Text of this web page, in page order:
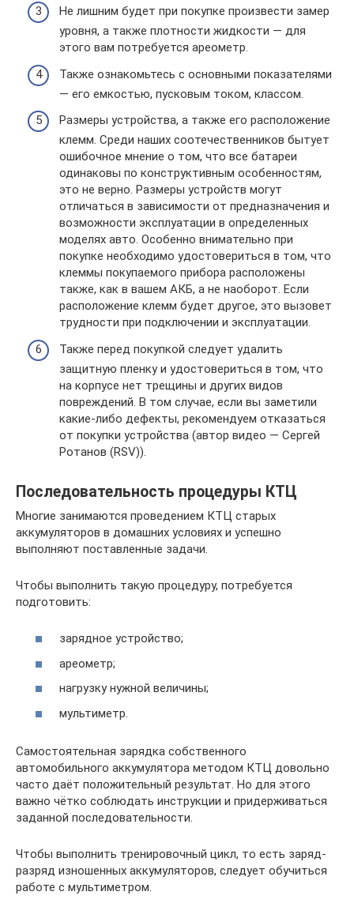
Не лишним будет при покупке произвести замер
уровня, а также плотности жидкости — для
этого вам потребуется ареометр.
Также ознакомьтесь с основными показателями
— его емкостью, пусковым током, классом.
Размеры устройства, а также его расположение
клемм. Среди наших соотечественников бытует
ошибочное мнение о том, что все батареи
одинаковы по конструктивным особенностям,
это не верно. Размеры устройств могут
отличаться в зависимости от предназначения и
возможности эксплуатации в определенных
моделях авто. Особенно внимательно при
покупке необходимо удостовериться в том, что
клеммы покупаемого прибора расположены
также, как в вашем АКБ, а не наоборот. Если
расположение клемм будет другое, это вызовет
трудности при подключении и эксплуатации.
Также перед покупкой следует удалить
защитную пленку и удостовериться в том, что
на корпусе нет трещины и других видов
повреждений. В том случае, если вы заметили
какие-либо дефекты, рекомендуем отказаться
от покупки устройства (автор видео — Сергей
Ротанов (RSV)).
Последовательность процедуры КТЦ
Многие занимаются проведением КТЦ старых
аккумуляторов в домашних условиях и успешно
выполняют поставленные задачи.
Чтобы выполнить такую процедуру, потребуется
подготовить:
зарядное устройство;
ареометр;
нагрузку нужной величины;
мультиметр.
Самостоятельная зарядка собственного
автомобильного аккумулятора методом КТЦ довольно
часто даёт положительный результат. Но для этого
важно чётко соблюдать инструкции и придерживаться
заданной последовательности.
Чтобы выполнить тренировочный цикл, то есть заряд-
разряд изношенных аккумуляторов, следует обучиться
работе с мультиметром.